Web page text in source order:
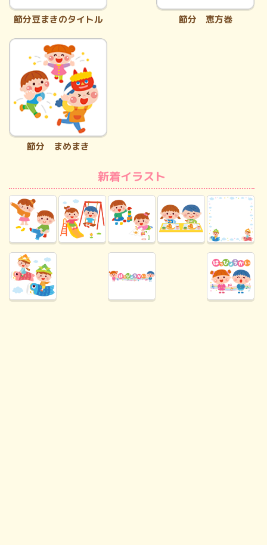
節分豆まきのタイトル 節分 恵方巻
節分 まめまき
新着イラスト